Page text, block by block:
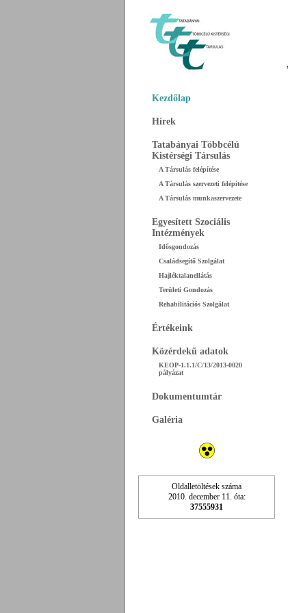
Kezdőlap
Hírek
Tatabányai Többcélú
Kistérségi Társulás
A Társulás felépítése
A Társulás szervezeti felépítése
A Társulás munkaszervezete
Egyesített Szociális
Intézmények
Idősgondozás
Családsegítő Szolgálat
Hajléktalanellátás
Területi Gondozás
Rehabilitációs Szolgálat
Értékeink
Közérdekű adatok
KEOP-1.1.1/C/13/2013-0020
pályázat
Dokumentumtár
Galéria
Oldalletöltések száma
2010. december 11. óta:
37555931